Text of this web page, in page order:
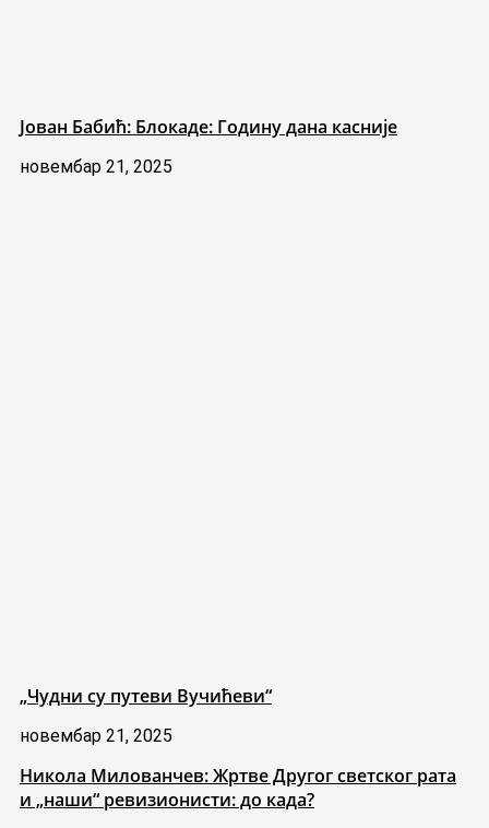
Јован Бабић: Блокаде: Годину дана касније
новембар 21, 2025
„Чудни су путеви Вучићеви“
новембар 21, 2025
Никола Милованчев: Жртве Другог светског рата
и „наши“ ревизионисти: до када?